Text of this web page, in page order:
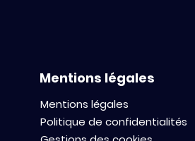
Mentions légales
Mentions légales
Politique de confidentialités